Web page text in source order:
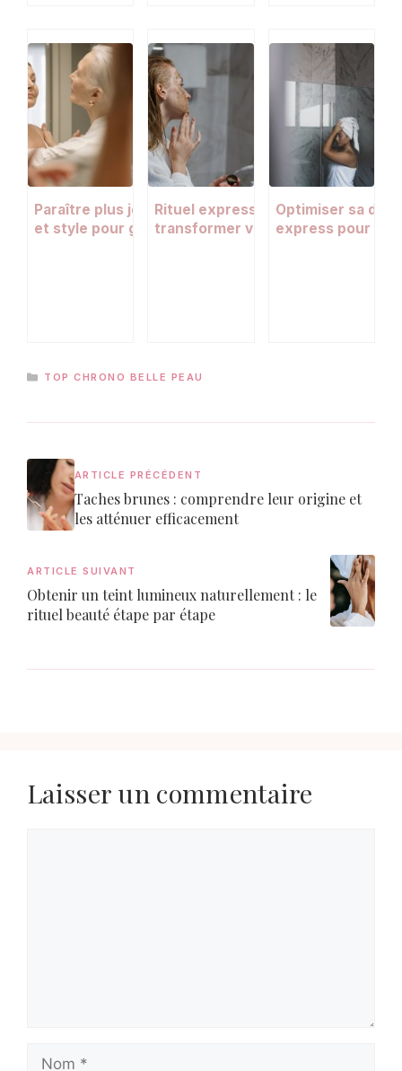
Paraître plus jeune : 8 astuces beauté
et style pour gagner des années
Rituel express 15 minutes pour
transformer votre peau : 4 gestes
Optimiser sa
express pour
CATÉGORIES
TOP CHRONO BELLE PEAU
ARTICLE PRÉCÉDENT
Taches brunes : comprendre leur origine et
les atténuer efficacement
ARTICLE SUIVANT
Obtenir un teint lumineux naturellement : le
rituel beauté étape par étape
Laisser un commentaire
Nom